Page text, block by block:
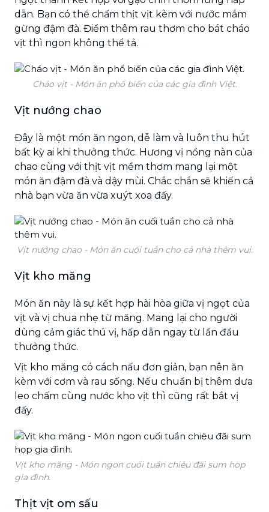
dẫn. Bạn có thể chấm thịt vịt kèm với nước mắm
gừng đậm đà. Điểm thêm rau thơm cho bát cháo
vịt thì ngon không thể tả.
Cháo vịt - Món ăn phổ biến của các gia đình Việt.
Vịt nướng chao
Đây là một món ăn ngon, dễ làm và luôn thu hút
bất kỳ ai khi thưởng thức. Hương vị nồng nàn của
chao cùng với thịt vịt mềm thơm mang lại một
món ăn đậm đà và dậy mùi. Chắc chắn sẽ khiến cả
nhà bạn vừa ăn vừa xuýt xoa đấy.
Vịt nướng chao - Món ăn cuối tuần cho cả nhà thêm vui.
Vịt kho măng
Món ăn này là sự kết hợp hài hòa giữa vị ngọt của
vịt và vị chua nhẹ từ măng. Mang lại cho người
dùng cảm giác thú vị, hấp dẫn ngay từ lần đầu
thưởng thức.
Vịt kho măng có cách nấu đơn giản, bạn nên ăn
kèm với cơm và rau sống. Nếu chuẩn bị thêm dưa
leo chấm cùng nước kho vịt thì cũng rất bắt vị
đấy.
Vịt kho măng - Món ngon cuối tuần chiêu đãi sum họp
gia đình.
Thịt vịt om sấu